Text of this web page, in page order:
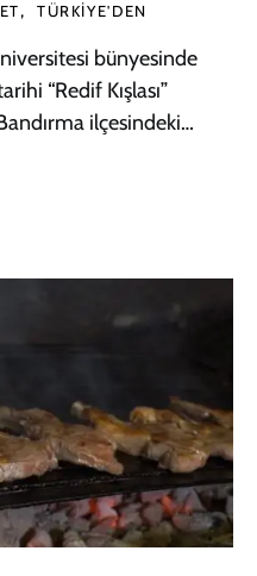
TÜRKIYE'DEN
bünyesinde
“Redif Kışlası”
ilçesindeki…